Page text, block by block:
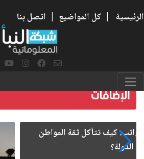
الرئيسية | كل المواضيع | اتصل بنا
صمت الطريق بعد الأربعين